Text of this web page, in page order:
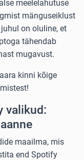
meelelahutuse
mänguseiklust
on oluline, et
tähendab
mugavust.
kinni kõige
valikud:
maailma, mis
end Spotify